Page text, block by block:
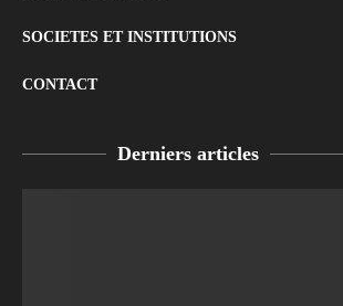
SOCIETES ET INSTITUTIONS
CONTACT
Derniers articles